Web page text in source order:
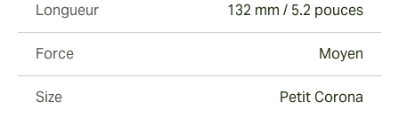
Longueur 132 mm / 5.2 pouces
Force Moyen
Size Petit Corona